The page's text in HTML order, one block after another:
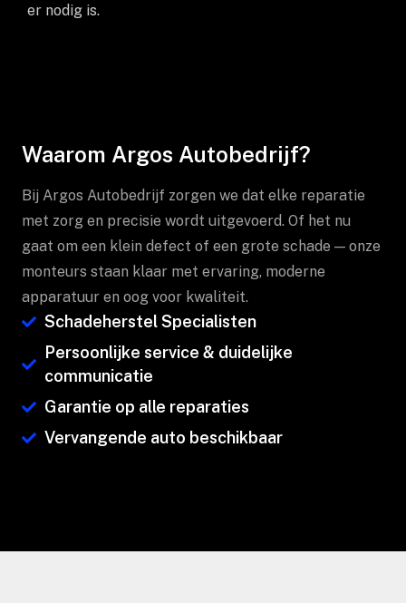
er nodig is.
Waarom Argos Autobedrijf?
Bij Argos Autobedrijf zorgen we dat elke reparatie
met zorg en precisie wordt uitgevoerd. Of het nu
gaat om een klein defect of een grote schade — onze
monteurs staan klaar met ervaring, moderne
apparatuur en oog voor kwaliteit.
Schadeherstel Specialisten
Persoonlijke service & duidelijke
communicatie
Garantie op alle reparaties
Vervangende auto beschikbaar